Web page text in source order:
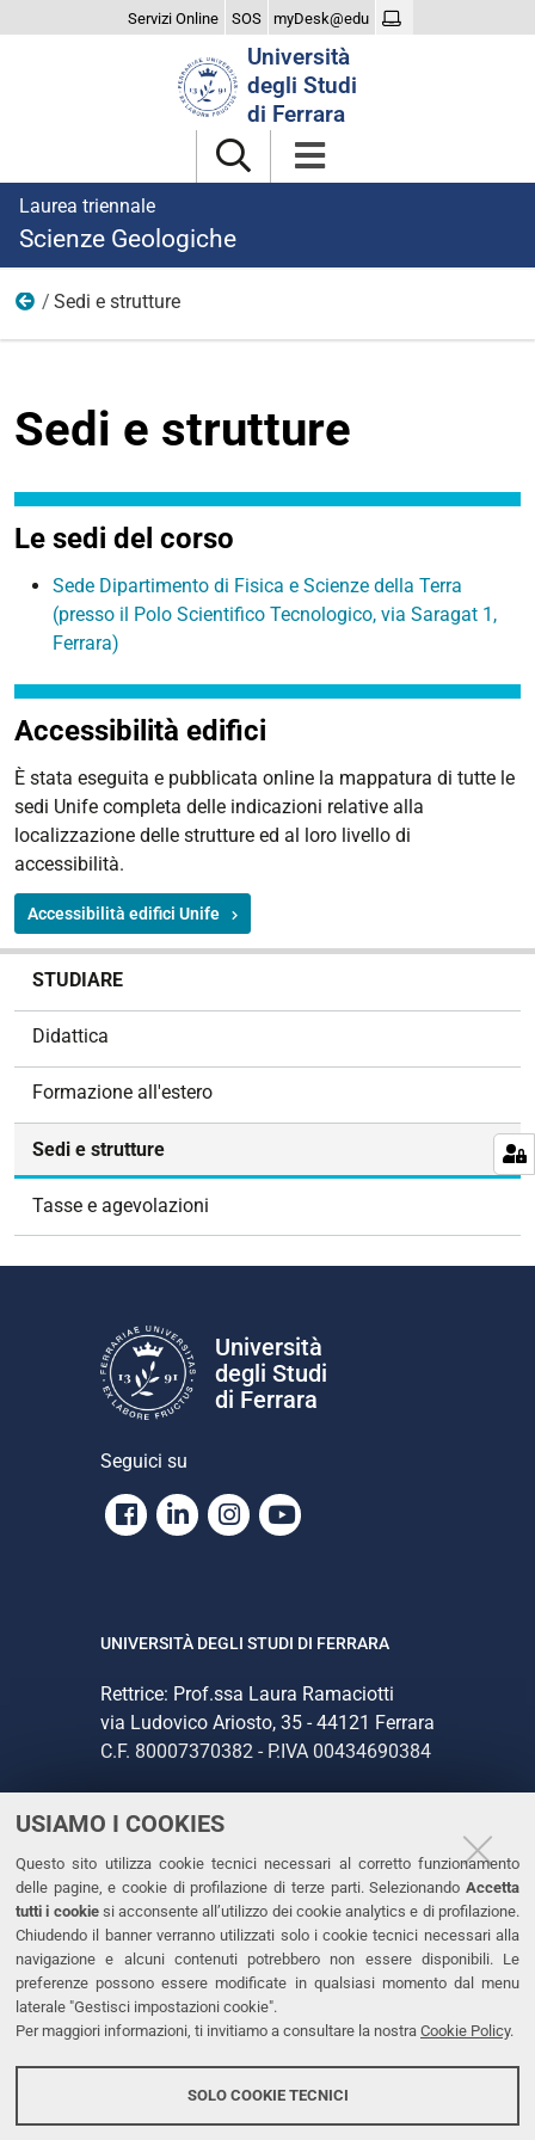
USIAMO I COOKIES
Questo sito utilizza cookie tecnici necessari al corretto funzionamento
delle pagine, e cookie di profilazione di terze parti. Selezionando Accetta
tutti i cookiesi acconsente all’utilizzo dei cookie analytics e di profilazione.
Chiudendo il banner verranno utilizzati solo i cookie tecnici necessari alla
navigazione e alcuni contenuti potrebbero non essere disponibili. Le
preferenze possono essere modificate in qualsiasi momento dal menu
laterale "Gestisci impostazioni cookie".
Per maggiori informazioni, ti invitiamo a consultare la nostra Cookie Policy.
SOLO COOKIE TECNICI
Servizi Online SOS myDesk@edu
Università
degli Studi
di Ferrara
Laurea triennale
Scienze Geologiche
Studiare
Sedi e strutture
Sedi e strutture
Le sedi del corso
Sede Dipartimento di Fisica e Scienze della Terra
(presso il Polo Scientifico Tecnologico, via Saragat 1,
Ferrara)
Accessibilità edifici
È stata eseguita e pubblicata online la mappatura di tutte le
sedi Unife completa delle indicazioni relative alla
localizzazione delle strutture ed al loro livello di
accessibilità.
Accessibilità edifici Unife
STUDIARE
Didattica
Formazione all'estero
Sedi e strutture
Tasse e agevolazioni
Università
degli Studi
di Ferrara
Seguici su
Facebook
LinkedinInstagram
Youtube
UNIVERSITÀ DEGLI STUDI DI FERRARA
Rettrice: Prof.ssa Laura Ramaciotti
via Ludovico Ariosto, 35 - 44121 Ferrara
C.F. 80007370382 - P.IVA 00434690384
CONTATTI
Tel. +39 0532 293111
Fax. +39 0532 293031
PEC
LINKS
Dichiarazione di accessibilità
Protezione dati personali